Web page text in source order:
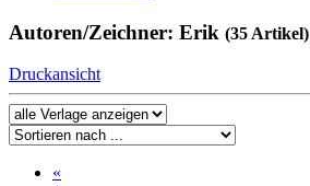
Autoren/Zeichner: Erik (35 Artikel)
Druckansicht
«